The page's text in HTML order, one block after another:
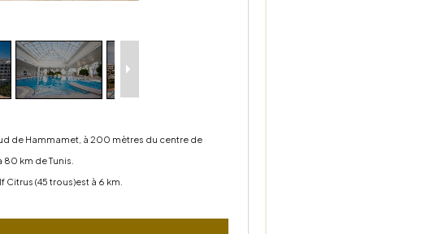
de Hammamet, à 200 mètres du centre de
km de Tunis.
(45 trous)est à 6 km.